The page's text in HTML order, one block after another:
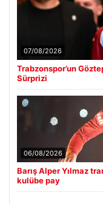
07/08/2026
Trabzonspor’un
Sürprizi
06/08/2026
Barış Alper Yılmaz
kulübe pay